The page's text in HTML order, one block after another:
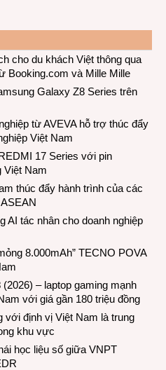
cho du khách Việt thông qua
Booking.com và Mille Mille
Galaxy Z8 Series trên
từ AVEVA hỗ trợ thúc đẩy
Việt Nam
17 Series với pin
Việt Nam
thúc đẩy hành trình của các
AI tác nhân cho doanh nghiệp
8.000mAh” TECNO POVA
– laptop gaming mạnh
với giá gần 180 triệu đồng
định vị Việt Nam là trung
khu vực
học liệu số giữa VNPT